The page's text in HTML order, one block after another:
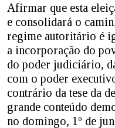
Afirmar que esta
e consolidará o
regime autoritário é
a incorporação do
do poder judiciário,
com o poder
contrário da tese da
grande conteúdo
no domingo, 1º de